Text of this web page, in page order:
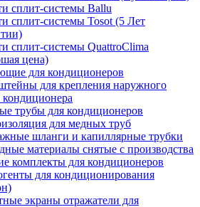
сплит-системы Ballu
сплит-системы Tosot (5 Лет
сплит-системы QuattroClima
цена)
для кондиционеров
для крепления наружного
кондиционера
трубы для кондиционеров
для медных труб
шланги и капиллярные трубки
материалы снятые с производства
комплекты для кондиционеров
для кондиционирования
экраны отражатели для